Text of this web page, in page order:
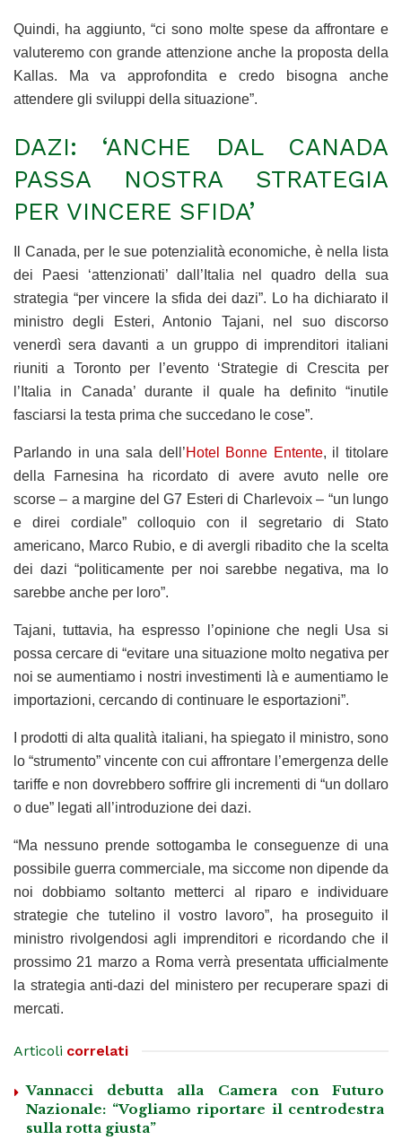
Quindi, ha aggiunto, “ci sono molte spese da affrontare e
valuteremo con grande attenzione anche la proposta della
Kallas. Ma va approfondita e credo bisogna anche
attendere gli sviluppi della situazione”.
DAZI: ‘ANCHE DAL CANADA
PASSA NOSTRA STRATEGIA
PER VINCERE SFIDA’
Il Canada, per le sue potenzialità economiche, è nella lista
dei Paesi ‘attenzionati’ dall’Italia nel quadro della sua
strategia “per vincere la sfida dei dazi”. Lo ha dichiarato il
ministro degli Esteri, Antonio Tajani, nel suo discorso
venerdì sera davanti a un gruppo di imprenditori italiani
riuniti a Toronto per l’evento ‘Strategie di Crescita per
l’Italia in Canada’ durante il quale ha definito “inutile
fasciarsi la testa prima che succedano le cose”.
Parlando in una sala dell’Hotel Bonne Entente, il titolare
della Farnesina ha ricordato di avere avuto nelle ore
scorse – a margine del G7 Esteri di Charlevoix – “un lungo
e direi cordiale” colloquio con il segretario di Stato
americano, Marco Rubio, e di avergli ribadito che la scelta
dei dazi “politicamente per noi sarebbe negativa, ma lo
sarebbe anche per loro”.
Tajani, tuttavia, ha espresso l’opinione che negli Usa si
possa cercare di “evitare una situazione molto negativa per
noi se aumentiamo i nostri investimenti là e aumentiamo le
importazioni, cercando di continuare le esportazioni”.
I prodotti di alta qualità italiani, ha spiegato il ministro, sono
lo “strumento” vincente con cui affrontare l’emergenza delle
tariffe e non dovrebbero soffrire gli incrementi di “un dollaro
o due” legati all’introduzione dei dazi.
“Ma nessuno prende sottogamba le conseguenze di una
possibile guerra commerciale, ma siccome non dipende da
noi dobbiamo soltanto metterci al riparo e individuare
strategie che tutelino il vostro lavoro”, ha proseguito il
ministro rivolgendosi agli imprenditori e ricordando che il
prossimo 21 marzo a Roma verrà presentata ufficialmente
la strategia anti-dazi del ministero per recuperare spazi di
mercati.
Articoli correlati
Vannacci debutta alla Camera con Futuro
Nazionale: “Vogliamo riportare il centrodestra
sulla rotta giusta”